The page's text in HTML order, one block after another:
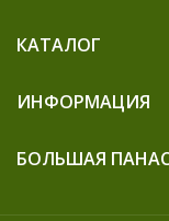
КАТАЛОГ
ИНФОРМАЦИЯ
БОЛЬШАЯ